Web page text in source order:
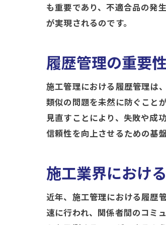
も重要であり、不適合品の発
が実現されるのです。
履歴管理の重要
施工管理における履歴管理は
類似の問題を未然に防ぐこと
見直すことにより、失敗や成
信頼性を向上させるための基盤
施工業界におけ
近年、施工管理における履歴
速に行われ、関係者間のコミ